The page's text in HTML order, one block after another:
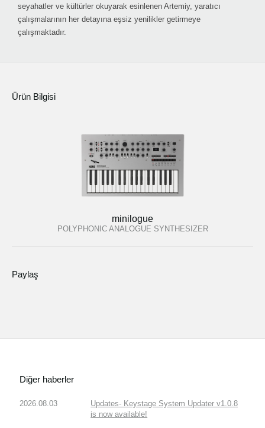
seyahatler ve kültürler okuyarak esinlenen Artemiy, yaratıcı
çalışmalarının her detayına eşsiz yenilikler getirmeye
çalışmaktadır.
Ürün Bilgisi
minilogue
POLYPHONIC ANALOGUE SYNTHESIZER
Paylaş
Diğer haberler
2026.08.03
Updates- Keystage System Updater v1.0.8
is now available!